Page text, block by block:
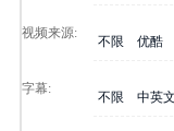
视频来源:
不限 优酷
字幕:
不限 中英